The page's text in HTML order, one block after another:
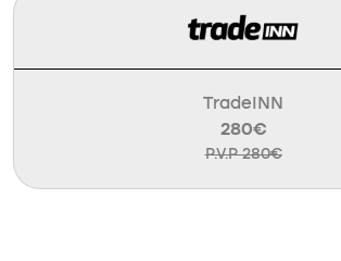
TradeINN
280€
P.V.P 280€